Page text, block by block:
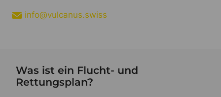
info@vulcanus.swiss
Was ist ein Flucht- und
Rettungsplan?